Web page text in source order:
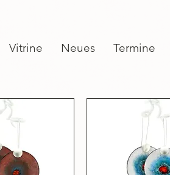
Vitrine Neues Termine